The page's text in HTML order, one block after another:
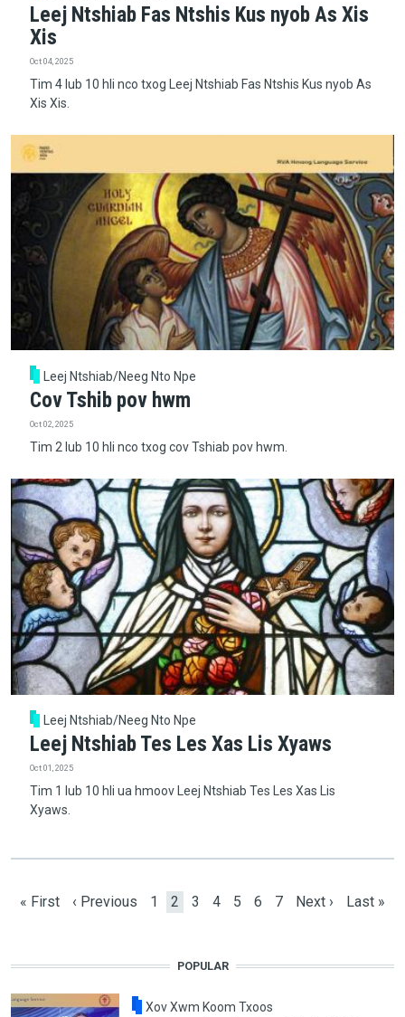
Leej Ntshiab Fas Ntshis Kus nyob As Xis
Xis
Oct 04, 2025
Tim 4 lub 10 hli nco txog Leej Ntshiab Fas Ntshis Kus nyob As
Xis Xis.
Leej Ntshiab/Neeg Nto Npe
Cov Tshib pov hwm
Oct 02, 2025
Tim 2 lub 10 hli nco txog cov Tshiab pov hwm.
Leej Ntshiab/Neeg Nto Npe
Leej Ntshiab Tes Les Xas Lis Xyaws
Oct 01, 2025
Tim 1 lub 10 hli ua hmoov Leej Ntshiab Tes Les Xas Lis
Xyaws.
First page
« First Previous page
‹ Previous Page
1 Current page
2 Page
3 Page
4 Page
5 Page
6 Page
7 Next page
Next › Last
Last »
POPULAR
Xov Xwm Koom Txoos